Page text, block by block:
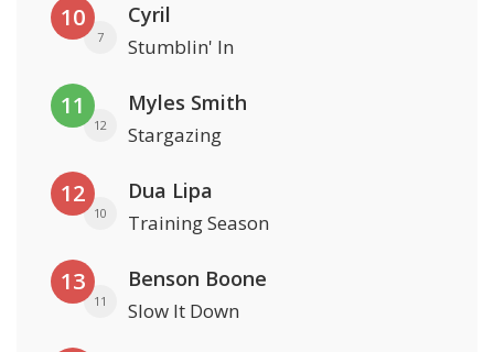
10
7
Cyril
Stumblin' In
11
12
Myles Smith
Stargazing
12
10
Dua Lipa
Training Season
13
11
Benson Boone
Slow It Down